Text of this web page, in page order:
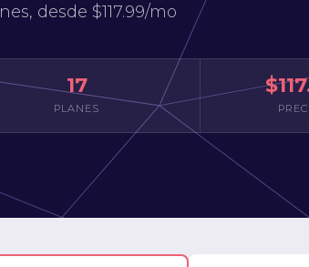
desde $117.99/mo
17
PLANES